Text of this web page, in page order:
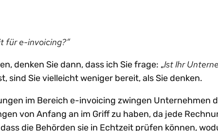
für e-invoicing?“
denken Sie dann, dass ich Sie frage: „Ist Ihr
sind Sie vielleicht weniger bereit, als Sie denken.
im Bereich e-invoicing zwingen Unternehmen
von Anfang an im Griff zu haben, da jede
die Behörden sie in Echtzeit prüfen können,